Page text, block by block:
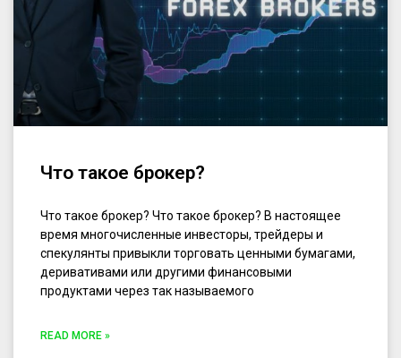
Что такое брокер?
Что такое брокер? Что такое брокер? В настоящее
время многочисленные инвесторы, трейдеры и
спекулянты привыкли торговать ценными бумагами,
деривативами или другими финансовыми
продуктами через так называемого
READ MORE »